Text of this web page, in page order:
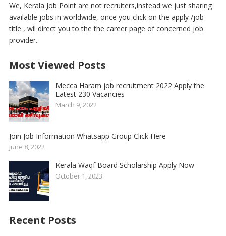
We, Kerala Job Point are not recruiters,instead we just sharing
available jobs in worldwide, once you click on the apply /job
title , wil direct you to the the career page of concerned job
provider..
Most Viewed Posts
Mecca Haram job recruitment 2022 Apply the
Latest 230 Vacancies
March 9, 2022
Join Job Information Whatsapp Group Click Here
June 8, 2022
Kerala Waqf Board Scholarship Apply Now
October 1, 2023
Recent Posts